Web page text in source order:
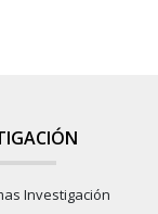
Investigación